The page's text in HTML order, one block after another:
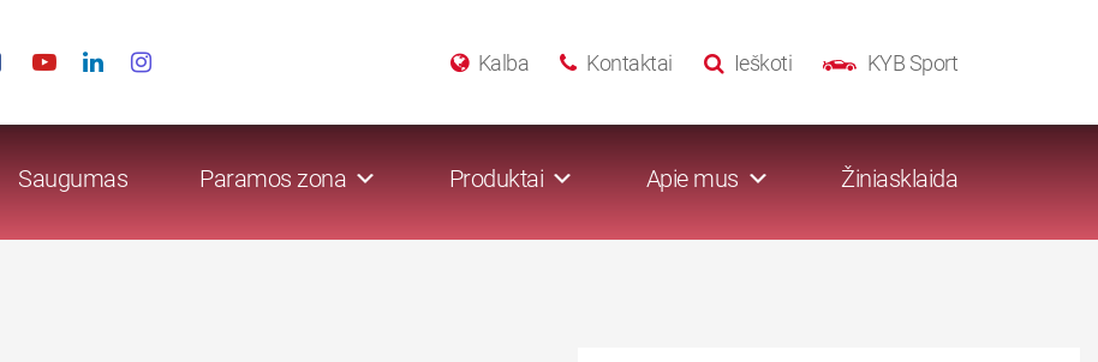
KYB Sport
Ieškoti
Kontaktai
Kalba
Saugumas Paramos zona Produktai Apie mus Žiniasklaida